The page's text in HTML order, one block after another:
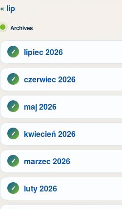
« lip
Archives
lipiec 2026
czerwiec 2026
maj 2026
kwiecień 2026
marzec 2026
luty 2026